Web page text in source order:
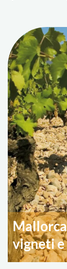
vigneti e